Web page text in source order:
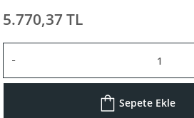
5.770,37 TL
Sepete Ekle